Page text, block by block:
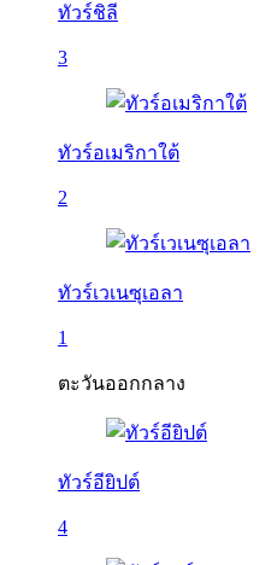
ทัวร์ชิลี
3
ทัวร์อเมริกาใต้
2
ทัวร์เวเนซุเอลา
1
ตะวันออกกลาง
ทัวร์อียิปต์
4